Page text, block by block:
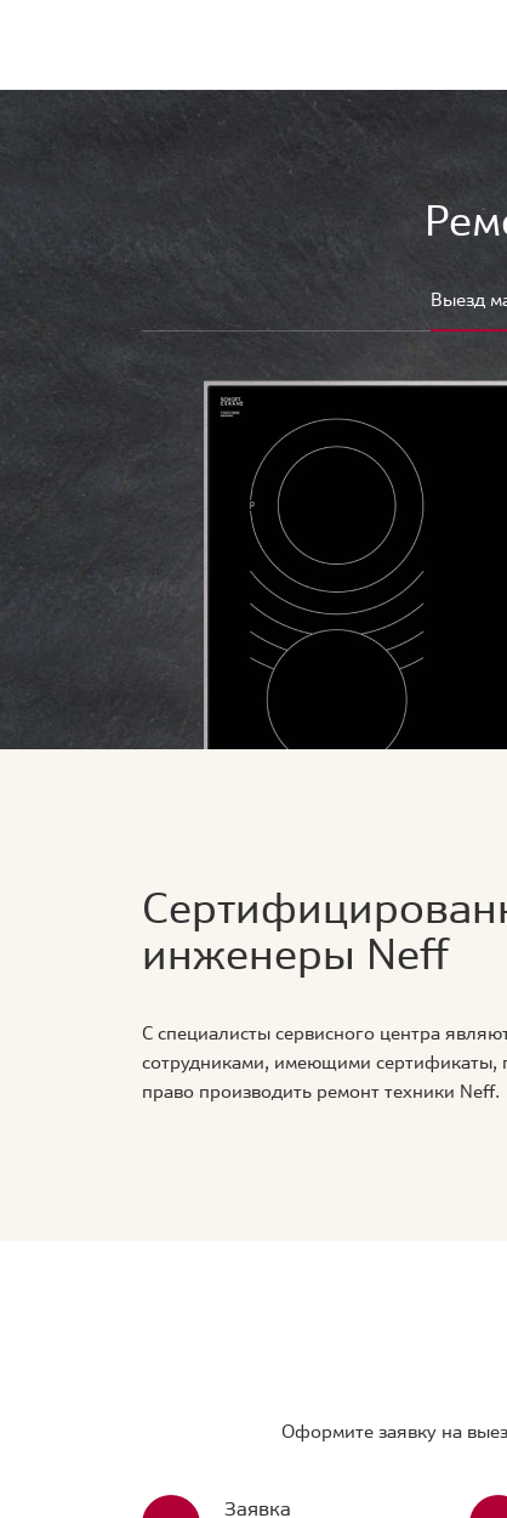
Выезд
инженеры Neff
С специалисты сервисного центра
сотрудниками, имеющими
право производить ремонт техники Neff.
Оформите заявку на
Заявка